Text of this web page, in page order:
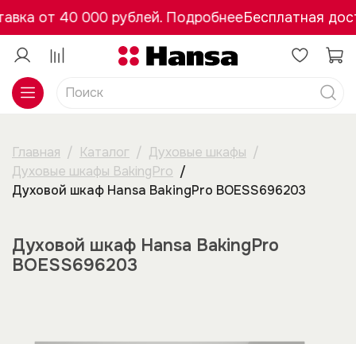
от 40 000 рублей. ПодробнееБесплатная
Главная Каталог
Духовые шкафы
Духовые шкафы BakingPro
Духовой шкаф Hansa BakingPro BOESS696203
Духовой шкаф Hansa BakingPro
BOESS696203